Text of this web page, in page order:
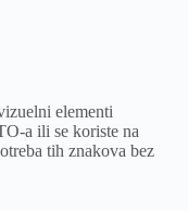
elementi
a ili se koriste na
tih znakova bez